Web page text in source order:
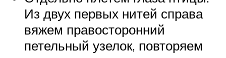
Из двух первых нитей справа
вяжем правосторонний
петельный узелок, повторяем